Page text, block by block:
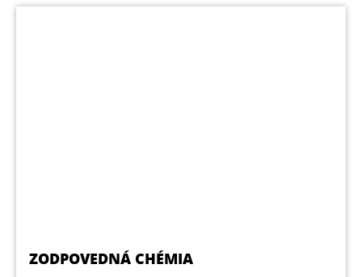
ZODPOVEDNÁ CHÉMIA